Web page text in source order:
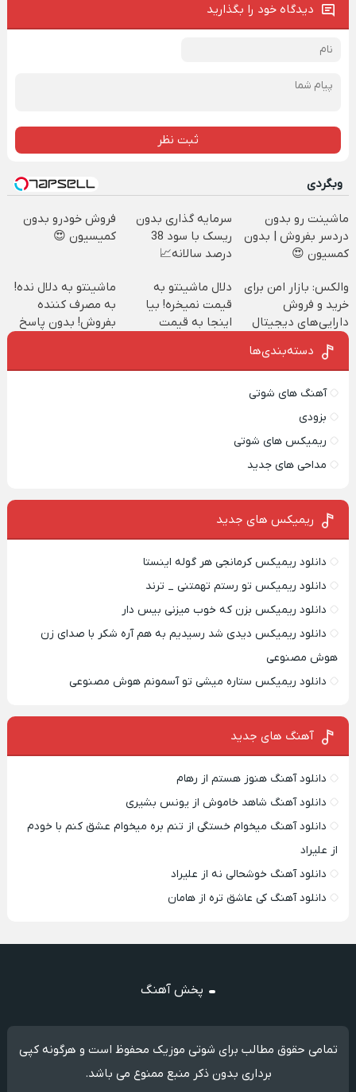
دیدگاه خود را بگذارید
ثبت نظر
وبگردی
ماشینت رو بدون
دردسر بفروش | بدون
کمسیون 😍
سرمایه گذاری بدون
ریسک با سود 38
درصد سالانه📈
فروش خودرو بدون
کمیسیون 😍
والکس: بازار امن برای
خرید و فروش
دارایی‌های دیجیتال
دلال ماشینتو به
قیمت نمیخره! بیا
اینجا به قیمت
ماشینتو به دلال نده!
به مصرف کننده
بفروش! بدون پاسخ
دسته‌بندی‌ها
آهنگ های شوتی
بزودی
ریمیکس های شوتی
مداحی های جدید
ریمیکس‌ های جدید
دانلود ریمیکس کرمانجی هر گوله اینستا
دانلود ریمیکس تو رستم تهمتنی _ ترند
دانلود ریمیکس بزن که خوب میزنی بیس دار
دانلود ریمیکس دیدی شد رسیدیم به هم آره شکر با صدای زن
هوش مصنوعی
دانلود ریمیکس ستاره میشی تو آسمونم هوش مصنوعی
آهنگ های جدید
دانلود آهنگ هنوز هستم از رهام
دانلود آهنگ شاهد خاموش از یونس بشیری
دانلود آهنگ میخوام خستگی از تنم بره میخوام عشق کنم با خودم
از علیراد
دانلود آهنگ خوشحالی نه از علیراد
دانلود آهنگ کی عاشق تره از هامان
پخش آهنگ
تمامی حقوق مطالب برای شوتی موزیک محفوظ است و هرگونه کپی
برداری بدون ذکر منبع ممنوع می باشد.